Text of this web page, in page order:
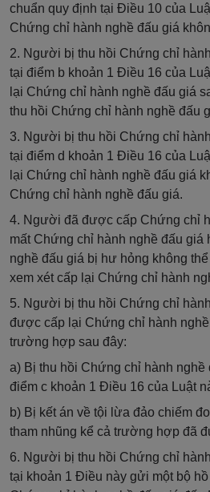
chuẩn quy định tại Điều 10 của
Chứng chỉ hành nghề đấu giá
2. Người bị thu hồi Chứng chỉ
tại điểm b khoản 1 Điều 16 của
lại Chứng chỉ hành nghề đấu giá
thu hồi Chứng chỉ hành nghề đấu
3. Người bị thu hồi Chứng chỉ
tại điểm d khoản 1 Điều 16 của
lại Chứng chỉ hành nghề đấu giá
Chứng chỉ hành nghề đấu giá.
4. Người đã được cấp Chứng chỉ
mất Chứng chỉ hành nghề đấu giá
nghề đấu giá bị hư hỏng không
xem xét cấp lại Chứng chỉ hành
5. Người bị thu hồi Chứng chỉ
được cấp lại Chứng chỉ hành
trường hợp sau đây:
a) Bị thu hồi Chứng chỉ hành nghề
điểm c khoản 1 Điều 16 của Luật
b) Bị kết án về tội lừa đảo chiếm
tham nhũng kể cả trường hợp đã
6. Người bị thu hồi Chứng chỉ
tại khoản 1 Điều này gửi một bộ